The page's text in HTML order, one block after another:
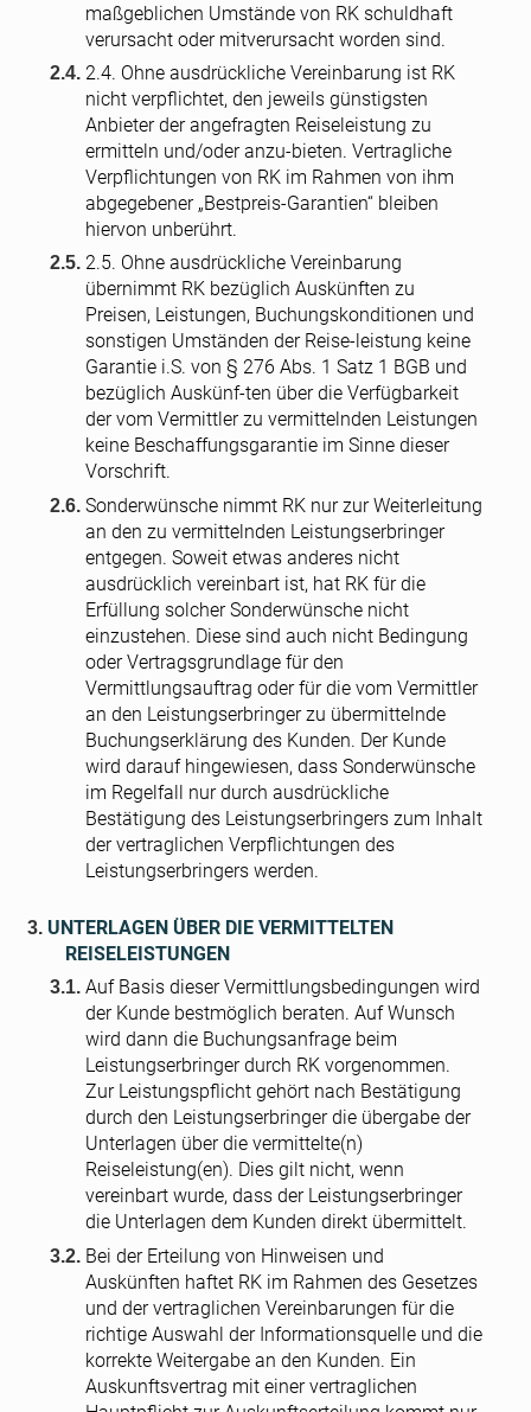
maßgeblichen Umstände von RK schuldhaft
verursacht oder mitverursacht worden sind.
2.4. Ohne ausdrückliche Vereinbarung ist RK
nicht verpflichtet, den jeweils günstigsten
Anbieter der angefragten Reiseleistung zu
ermitteln und/oder anzu-bieten. Vertragliche
Verpflichtungen von RK im Rahmen von ihm
abgegebener „Bestpreis-Garantien“ bleiben
hiervon unberührt.
2.5. Ohne ausdrückliche Vereinbarung
übernimmt RK bezüglich Auskünften zu
Preisen, Leistungen, Buchungskonditionen und
sonstigen Umständen der Reise-leistung keine
Garantie i.S. von § 276 Abs. 1 Satz 1 BGB und
bezüglich Auskünf-ten über die Verfügbarkeit
der vom Vermittler zu vermittelnden Leistungen
keine Beschaffungsgarantie im Sinne dieser
Vorschrift.
Sonderwünsche nimmt RK nur zur Weiterleitung
an den zu vermittelnden Leistungserbringer
entgegen. Soweit etwas anderes nicht
ausdrücklich vereinbart ist, hat RK für die
Erfüllung solcher Sonderwünsche nicht
einzustehen. Diese sind auch nicht Bedingung
oder Vertragsgrundlage für den
Vermittlungsauftrag oder für die vom Vermittler
an den Leistungserbringer zu übermittelnde
Buchungserklärung des Kunden. Der Kunde
wird darauf hingewiesen, dass Sonderwünsche
im Regelfall nur durch ausdrückliche
Bestätigung des Leistungserbringers zum Inhalt
der vertraglichen Verpflichtungen des
Leistungserbringers werden.
UNTERLAGEN ÜBER DIE VERMITTELTEN
REISELEISTUNGEN
Auf Basis dieser Vermittlungsbedingungen wird
der Kunde bestmöglich beraten. Auf Wunsch
wird dann die Buchungsanfrage beim
Leistungserbringer durch RK vorgenommen.
Zur Leistungspflicht gehört nach Bestätigung
durch den Leistungserbringer die übergabe der
Unterlagen über die vermittelte(n)
Reiseleistung(en). Dies gilt nicht, wenn
vereinbart wurde, dass der Leistungserbringer
die Unterlagen dem Kunden direkt übermittelt.
Bei der Erteilung von Hinweisen und
Auskünften haftet RK im Rahmen des Gesetzes
und der vertraglichen Vereinbarungen für die
richtige Auswahl der Informationsquelle und die
korrekte Weitergabe an den Kunden. Ein
Auskunftsvertrag mit einer vertraglichen